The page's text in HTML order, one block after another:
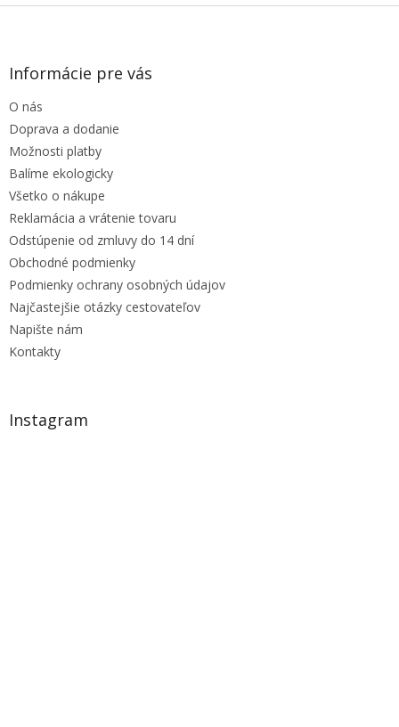
Z
Informácie pre vás
O nás
Doprava a dodanie
Možnosti platby
Balíme ekologicky
Všetko o nákupe
Reklamácia a vrátenie tovaru
Odstúpenie od zmluvy do 14 dní
Obchodné podmienky
Podmienky ochrany osobných údajov
Najčastejšie otázky cestovateľov
Napište nám
Kontakty
Instagram